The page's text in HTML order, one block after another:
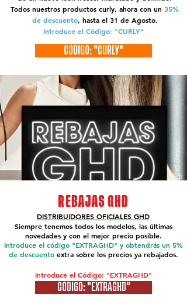
Todos nuestros productos curly, ahora con un 35%
de descuento, hasta el 31 de Agosto.
Introduce el Código: "CURLY"
CÓDIGO: "CURLY"
REBAJAS GHD
DISTRIBUIDORES OFICIALES GHD
Siempre tenemos todos los modelos, las últimas
novedades y con el mejor precio posible.
Introduce el código "EXTRAGHD" y obtendrás un 5%
de descuento extra sobre los precios ya rebajados.
Introduce el Código: "EXTRAGHD"
CÓDIGO: "EXTRAGHD"